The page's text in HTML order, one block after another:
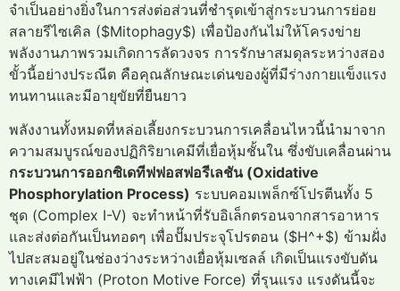
จำเป็นอย่างยิ่งในการส่งต่อส่วนที่ชำรุดเข้าสู่กระบวนการย่อย
สลายรีไซเคิล ($Mitophagy$) เพื่อป้องกันไม่ให้โครงข่าย
พลังงานภาพรวมเกิดการลัดวงจร การรักษาสมดุลระหว่างสอง
ขั้วนี้อย่างประณีต คือคุณลักษณะเด่นของผู้ที่มีร่างกายแข็งแรง
ทนทานและมีอายุขัยที่ยืนยาว
พลังงานทั้งหมดที่หล่อเลี้ยงกระบวนการเคลื่อนไหวนี้นำมาจาก
ความสมบูรณ์ของปฏิกิริยาเคมีที่เยื่อหุ้มชั้นใน ซึ่งขับเคลื่อนผ่าน
กระบวนการออกซิเดทีฟฟอสฟอรีเลชัน (Oxidative
Phosphorylation Process) ระบบคอมเพล็กซ์โปรตีนทั้ง 5
ชุด (Complex I-V) จะทำหน้าที่รับอิเล็กตรอนจากสารอาหาร
และส่งต่อกันเป็นทอดๆ เพื่อปั๊มประจุโปรตอน ($H^+$) ข้ามฝั่ง
ไปสะสมอยู่ในช่องว่างระหว่างเยื่อหุ้มเซลล์ เกิดเป็นแรงขับดัน
ทางเคมีไฟฟ้า (Proton Motive Force) ที่รุนแรง แรงดันนี้จะ